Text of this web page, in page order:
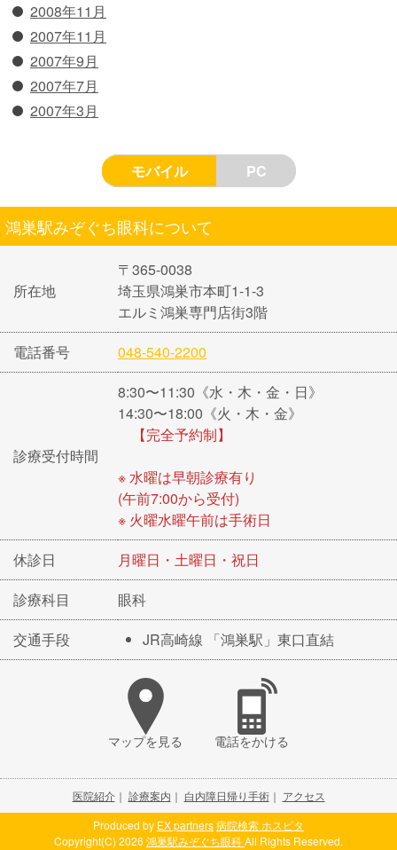
2008年11月
2007年11月
2007年9月
2007年7月
2007年3月
モバイル PC
鴻巣駅みぞぐち眼科について
所在地
〒365-0038
埼玉県鴻巣市本町1-1-3
エルミ鴻巣専門店街3階
電話番号
048-540-2200
診療受付時間
8:30〜11:30《水・木・金・日》
14:30〜18:00《火・木・金》
【完全予約制】
※ 水曜は早朝診療有り
(午前7:00から受付)
※ 火曜水曜午前は手術日
休診日
月曜日・土曜日・祝日
診療科目
眼科
交通手段
JR高崎線 「鴻巣駅」東口直結
マップを見る 電話をかける
医院紹介｜ 診療案内 ｜ 白内障日帰り手術｜ アクセス
Produced by EX partners病院検索 ホスピタ
Copyright(C) 2026 鴻巣駅みぞぐち眼科All Rights Reserved.